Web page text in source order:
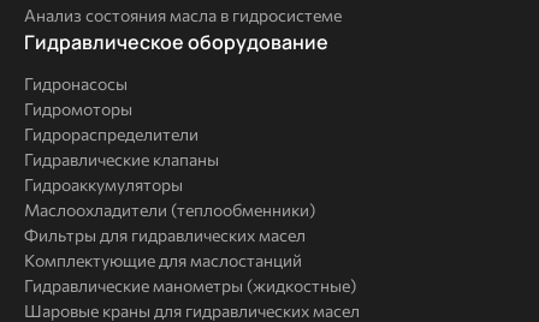
Анализ состояния масла в гидросистеме
Комплексные
Гидравлическое оборудование
Гидронасосы
Гидромоторы
Гидрораспределители
Гидравлические клапаны
Гидроаккумуляторы
Маслоохладители (теплообменники)
Фильтры для гидравлических масел
Комплектующие для маслостанций
Гидравлические манометры (жидкостные)
Шаровые краны для гидравлических масел